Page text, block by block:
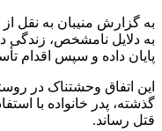
به گزارش منیبان به نقل
پایان داده و سپس اقدام
این اتفاق وحشتناک در
گذشته، پدر خانواده با
قتل رساند.